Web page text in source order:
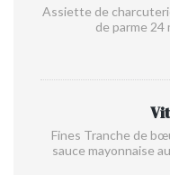
Assiette de
de parme 24
Fines Tranche de
sauce mayonnaise